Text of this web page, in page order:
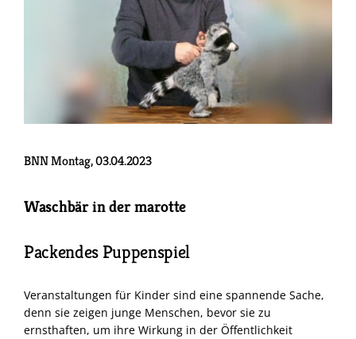
BNN Montag, 03.04.2023
Waschbär in der marotte
Packendes Puppenspiel
Veranstaltungen für Kinder sind eine spannende Sache,
denn sie zeigen junge Menschen, bevor sie zu
ernsthaften, um ihre Wirkung in der Öffentlichkeit